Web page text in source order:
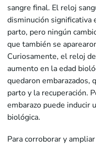
sangre final. El reloj
disminución significativa
parto, pero ningún
que también se
Curiosamente, el reloj
aumento en la edad
quedaron embarazados,
parto y la recuperación.
embarazo puede inducir
biológica.
Para corroborar y